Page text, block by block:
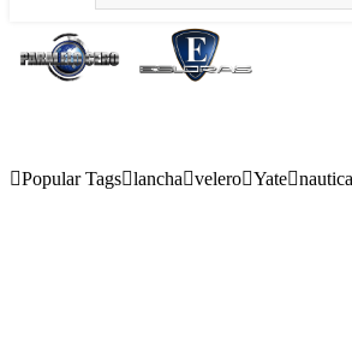
Popular Tags lancha velero Yate nautica